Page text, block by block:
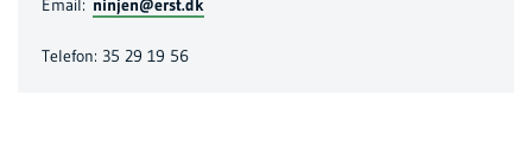
Email: ninjen@erst.dk
Telefon: 35 29 19 56